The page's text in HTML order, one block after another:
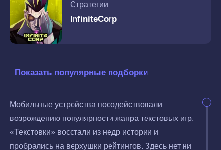
Стратегии
InfiniteCorp
Показать популярные подборки
Мобильные устройства посодействовали
возрождению популярности жанра текстовых игр.
«Текстовки» восстали из недр истории и
пробрались на верхушки рейтингов. Здесь нет ни